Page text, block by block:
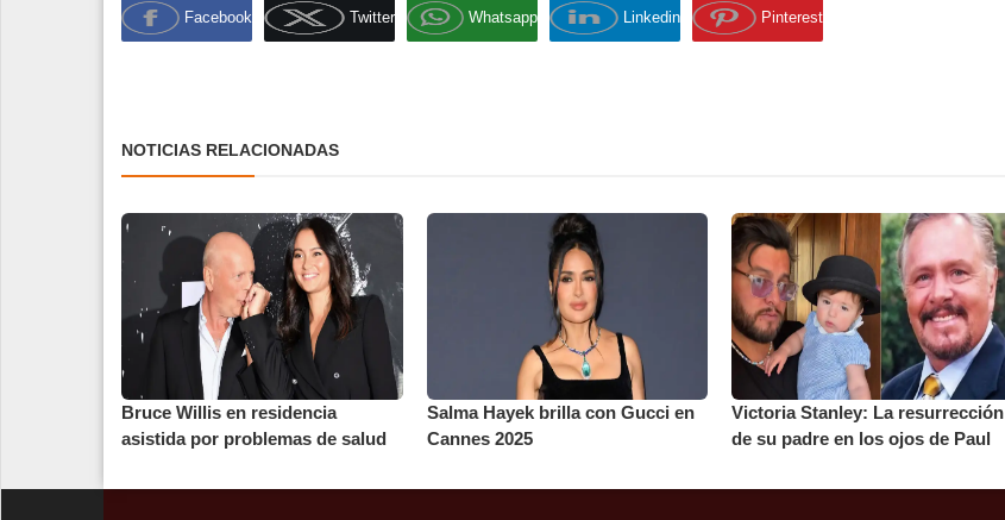
Facebook Twitter Whatsapp Linkedin Pinterest
NOTICIAS RELACIONADAS
Bruce Willis en residencia
asistida por problemas de salud
Salma Hayek brilla con Gucci en
Cannes 2025
Victoria Stanley: La resurrección
de su padre en los ojos de Paul